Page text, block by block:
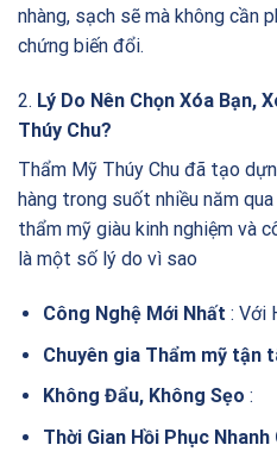
nhàng, sạch sẽ mà không cần
chứng biến đổi.
2. Lý Do Nên Chọn Xóa Bạn,
Thúy Chu?
Thẩm Mỹ Thúy Chu đã tạo
hàng trong suốt nhiều năm
thẩm mỹ giàu kinh nghiệm và
là một số lý do vì sao
Công Nghệ Mới Nhất : Với
Chuyên gia Thẩm mỹ tận
Không Đẩu, Không Sẹo :
Thời Gian Hồi Phục Nhanh